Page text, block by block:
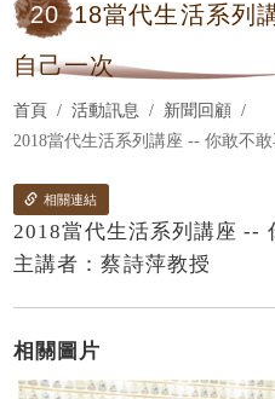
20 18當代生活系列
自己一次
首頁 活動訊息
新聞回顧
2018當代生活系列講座 -- 你敢不
相關連結
2018當代生活系列講座 --
主講者：蔡詩萍教授
相關圖片